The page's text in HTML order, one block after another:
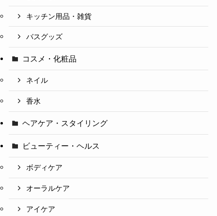
キッチン用品・雑貨
バスグッズ
コスメ・化粧品
ネイル
香水
ヘアケア・スタイリング
ビューティー・ヘルス
ボディケア
オーラルケア
アイケア